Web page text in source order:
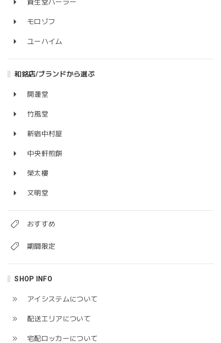
資生堂パーラー
モロゾフ
ユーハイム
和銘店/ブランドから選ぶ
開運堂
竹風堂
新宿中村屋
中央軒煎餅
榮太樓
文明堂
おすすめ
期間限定
SHOP INFO
アイシステムについて
配送エリアについて
宅配ロッカーについて